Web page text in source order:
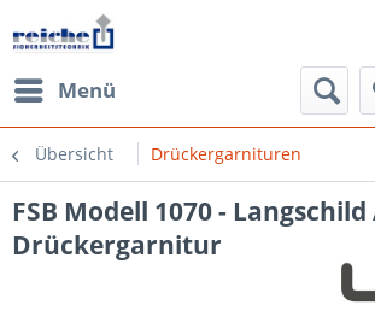
Menü
Übersicht Drückergarnituren
FSB Modell 1070 - Langschild
Drückergarnitur